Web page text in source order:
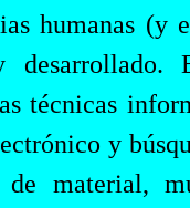
humanas
técnicas
y
de material,